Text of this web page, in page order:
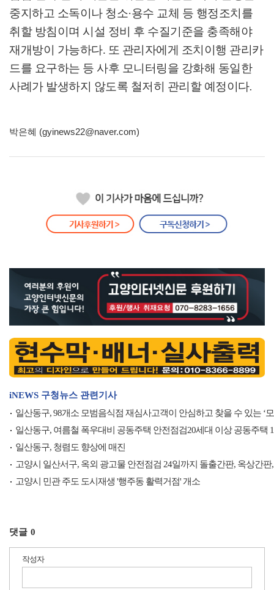
중지하고 소독이나 청소·용수 교체 등 행정조치를
취할 방침이며 시설 정비 후 수질기준을 충족해야
재개방이 가능하다. 또 관리자에게 조치이행 관리카
드를 요구하는 등 사후 모니터링을 강화해 동일한
사례가 발생하지 않도록 철저히 관리할 예정이다.
박은혜 (gyinews22@naver.com)
iNEWS 구청뉴스 관련기사
일산동구, 98개소 모범음식점 재심사고객이 안심하고 찾을 수 있는 ‘
일산동구, 여름철 폭우대비 공동주택 안전점검20세대 이상 공동주택
일산동구, 청렴도 향상에 매진
고양시 일산서구, 옥외 광고물 안전점검 24일까지 돌출간판, 옥상간판
고양시 민관 주도 도시재생 '행주동 활력거점' 개소
댓글 0
작성자